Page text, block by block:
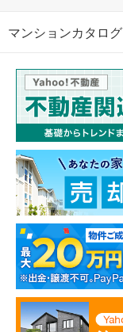
マンションカタログ